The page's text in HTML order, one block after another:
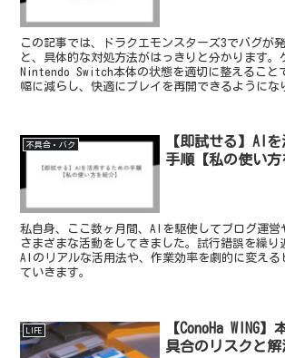
この記事では、ドラクエモンスターズ3でバグが
と、具体的な対処方法がはっきりと分かります。
Nintendo Switch本体の状態を適切に整えること
幅に減らし、快適にプレイを再開できるようにな
不具合・バク
【即試せる】AI
手順【私の使い方
私自身、ここ数ヶ月間、AIを駆使してブログ運営
さまざまな活動をしてきました。試行錯誤を繰り
AIのリアルな活用法や、作業効率を劇的に変える
ていきます。
LIFE
【ConoHa WING
具合のリスクと解